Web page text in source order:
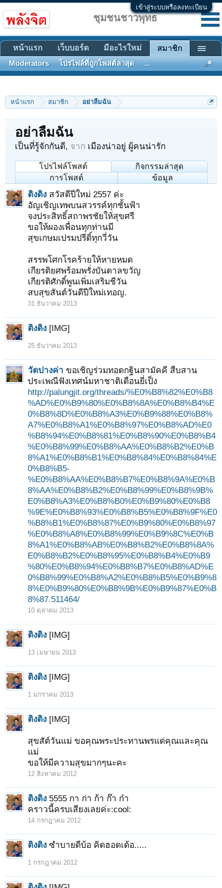
เข้าสู่ระบบหรือลงทะเบียน
หน้าแรก สมาชิก อย่าลืมฉัน
อย่าลืมฉัน
เป็นที่รู้จักกันดี, จาก เมืองน่าอยู่ ผู้คนน่ารัก
โปรไฟล์โพสต์
กิจกรรมล่าสุด
การโพสต์
ข้อมูล
ติงติง สวัสดีปีใหม่ 2557 ค่ะ
อัญเชิญเทพบนสวรรค์ทุกชั้นฟ้า
จงประสิทธิ์สถาพรชัยให้สุขศรี
ขอให้ผองเพื่อนทุกท่านมี
สุขเกษมเปรมปรีดิ์ทุกวี่วัน
สรรพโศกโรคร้ายให้หายหมด
เกียรติยศพร้อมพรั่งบันดาลขวัญ
เกียรติศักดิ์พูนเพิ่มเสริมชีวัน
สบสุขสันต์วันดีปีใหม่เทอญ.
31 ธันวาคม 2013
ติงติง [IMG]
25 ธันวาคม 2013
วัดปางค่า ขอเชิญร่วมทอดกฐินสามัคคี สืบสาน
ประเพณีฟังเทศน์มหาชาติเดือนยี่เป็ง
http://palungjit.org/threads/%E0%B8%82%E0%B8
%AD%E0%B9%80%E0%B8%8A%E0%B8%B4%E
0%B8%8D%E0%B8%A3%E0%B9%88%E0%B8%
A7%E0%B8%A1%E0%B8%97%E0%B8%AD%E0
%B8%94%E0%B8%81%E0%B8%90%E0%B8%B4
%E0%B8%99%E0%B8%AA%E0%B8%B2%E0%B
8%A1%E0%B8%B1%E0%B8%84%E0%B8%84%E
0%B8%B5-
%E0%B8%AA%E0%B8%B7%E0%B8%9A%E0%B
8%AA%E0%B8%B2%E0%B8%99%E0%B8%9B%
E0%B8%A3%E0%B8%B0%E0%B9%80%E0%B8
%9E%E0%B8%93%E0%B8%B5%E0%B8%9F%E0
%B8%B1%E0%B8%87%E0%B9%80%E0%B8%97
%E0%B8%A8%E0%B8%99%E0%B9%8C%E0%B
8%A1%E0%B8%AB%E0%B8%B2%E0%B8%8A%
E0%B8%B2%E0%B8%95%E0%B8%B4%E0%B9
%80%E0%B8%94%E0%B8%B7%E0%B8%AD%E
0%B8%99%E0%B8%A2%E0%B8%B5%E0%B9%8
8%E0%B9%80%E0%B8%9B%E0%B9%87%E0%B
8%87.511464/
10 ตุลาคม 2013
ติงติง [IMG]
13 เมษายน 2013
ติงติง [IMG]
1 มกราคม 2013
ติงติง [IMG]
สุขสัต์วันแม่ ขอคุณพระประทานพรแด่คุณและคุณ
แม่
ขอให้มีความสุขมากๆนะคะ
12 สิงหาคม 2012
ติงติง 5555 กา ก่า ก้า ก๊า ก๋า
คราวนี้ครบเสียงเลยค่ะ:cool:
14 กรกฎาคม 2012
ติงติง ซำบายดีบ้อ คิดฮอดเด้อ.....
1 กรกฎาคม 2012
ชุมชนชาวพุทธ
หน้าแรก เว็บบอร์ด มีอะไรใหม่ สมาชิก
Moderators โปรไฟล์ที่ถูกโพสต์ล่าสุด ...